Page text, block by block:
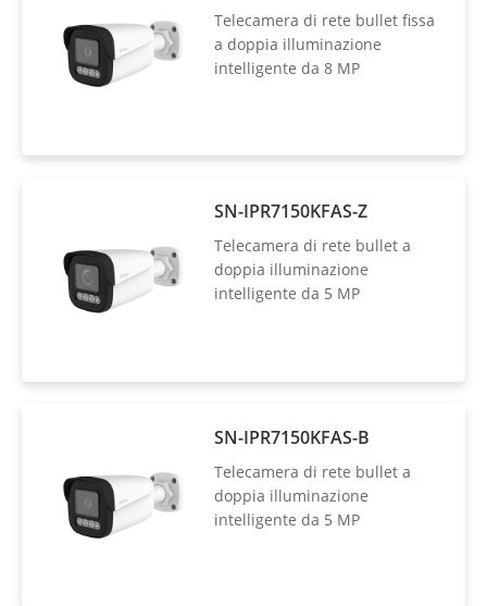
Telecamera di rete bullet fissa
a doppia illuminazione
intelligente da 8 MP
SN-IPR7150KFAS-Z
Telecamera di rete bullet a
doppia illuminazione
intelligente da 5 MP
SN-IPR7150KFAS-B
Telecamera di rete bullet a
doppia illuminazione
intelligente da 5 MP